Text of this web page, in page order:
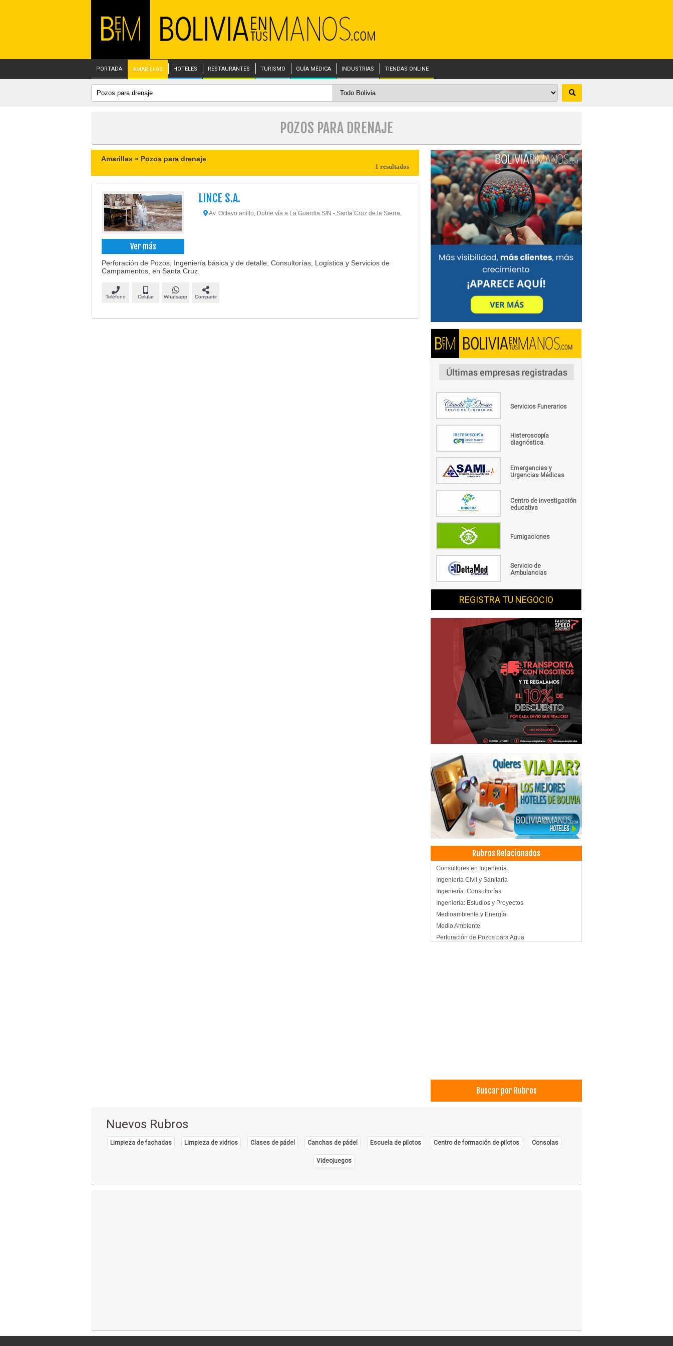
PORTADA AMARILLAS HOTELES RESTAURANTES TURISMO GUÍA MÉDICA INDUSTRIAS TIENDAS ONLINE
POZOS PARA DRENAJE
Amarillas » Pozos para drenaje
1 resultados
Ver más
LINCE S.A.
Av. Octavo anillo, Doble vía a La Guardia S/N - Santa Cruz de la Sierra,
Perforación de Pozos, Ingeniería básica y de detalle, Consultorías, Logística y Servicios de
Campamentos, en Santa Cruz.
Teléfono Celular Whatsapp Compartir
Servicios Funerarios
Histeroscopía
diagnóstica
Emergencias y
Urgencias Médicas
Centro de investigación
educativa
Fumigaciones
Servicio de
Ambulancias
REGISTRA TU NEGOCIO
Rubros Relacionados
Consultores en Ingeniería
Ingeniería Civil y Sanitaria
Ingeniería: Consultorías
Ingeniería: Estudios y Proyectos
Medioambiente y Energía
Medio Ambiente
Perforación de Pozos para Agua
Buscar por Rubros
Nuevos Rubros
Limpieza de fachadas Limpieza de vidrios Clases de pádel Canchas de pádel Escuela de pilotos Centro de formación de pilotos Consolas
Videojuegos